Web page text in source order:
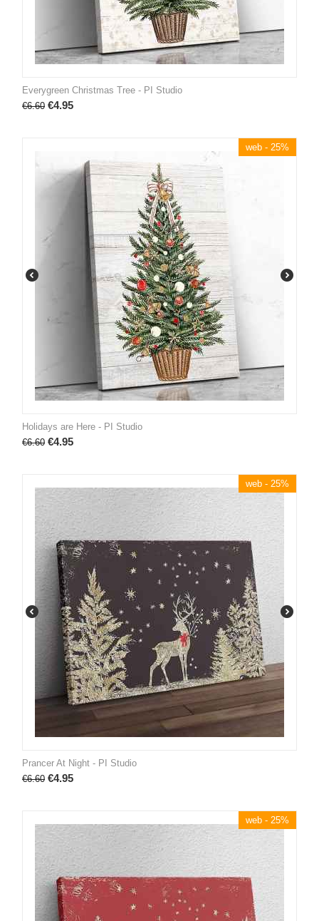
Everygreen Christmas Tree - PI Studio
€6.60 €4.95
web - 25%
Holidays are Here - PI Studio
€6.60 €4.95
web - 25%
Prancer At Night - PI Studio
€6.60 €4.95
web - 25%